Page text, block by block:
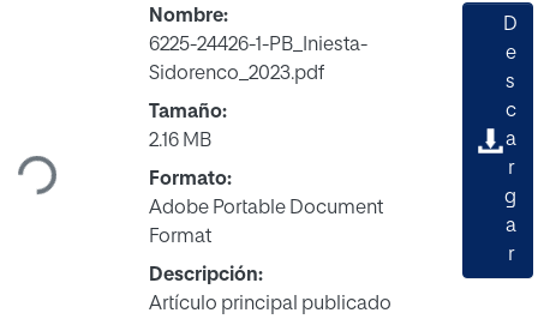
Cargando...
Nombre:
6225-24426-1-PB_Iniesta-
Sidorenco_2023.pdf
Tamaño:
2.16 MB
Formato:
Adobe Portable Document
Format
Descripción:
Artículo principal publicado
D
e
s
c
a
r
g
a
r